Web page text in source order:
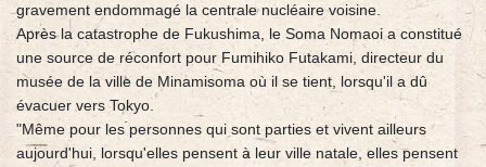
gravement endommagé la centrale nucléaire voisine.
Après la catastrophe de Fukushima, le Soma Nomaoi a constitué
une source de réconfort pour Fumihiko Futakami, directeur du
musée de la ville de Minamisoma où il se tient, lorsqu'il a dû
évacuer vers Tokyo.
"Même pour les personnes qui sont parties et vivent ailleurs
aujourd'hui, lorsqu'elles pensent à leur ville natale, elles pensent